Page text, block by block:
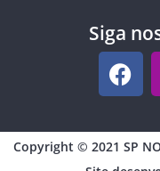
Siga
Copyright © 2021 SP